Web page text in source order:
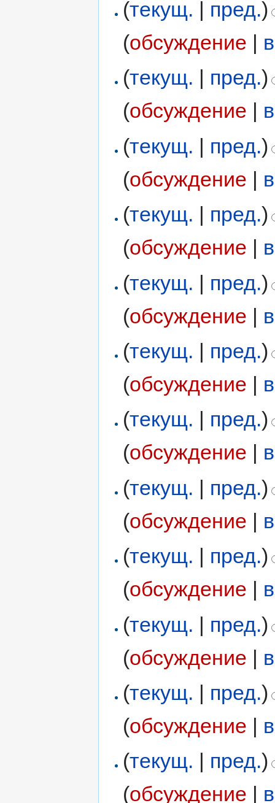
(текущ. | пред.)
(обсуждение |
(текущ. пред.)
(обсуждение
(текущ. | пред.)
(обсуждение |
(текущ. | пред.)
(обсуждение |
(текущ. | пред.)
(обсуждение |
(текущ. | пред.)
(обсуждение |
(текущ. пред.)
(обсуждение
(текущ. | пред.)
(обсуждение |
(текущ. | пред.)
(обсуждение |
(текущ. | пред.)
(обсуждение |
(текущ. | пред.)
(обсуждение |
(текущ. пред.)
(обсуждение